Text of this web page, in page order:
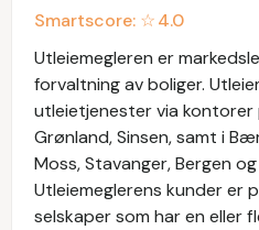
Smartscore: ☆4.0
Utleiemegleren er
forvaltning av boliger.
utleietjenester via kontorer
Grønland, Sinsen, samt i
Moss, Stavanger, Bergen
Utleiemeglerens kunder er
selskaper som har en eller